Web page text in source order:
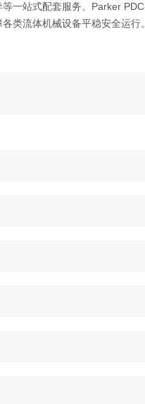
一站式配套服务。Parker
类流体机械设备平稳安全运行。